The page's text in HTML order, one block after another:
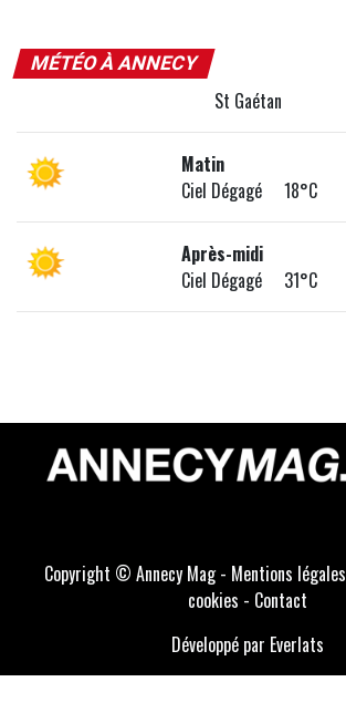
MÉTÉO À ANNECY
St Gaétan
Matin
Ciel Dégagé 18°C
Après-midi
Ciel Dégagé 31°C
Copyright © Annecy Mag - Mentions légales
cookies - Contact
Développé par Everlats